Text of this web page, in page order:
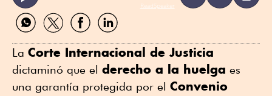
ReadSpeaker
Compartir
por
Compartir
por
Compartir
por
Compartir
por
La Corte Internacional de Justicia
dictaminó que el derecho a la huelga es
una garantía protegida por el Convenio